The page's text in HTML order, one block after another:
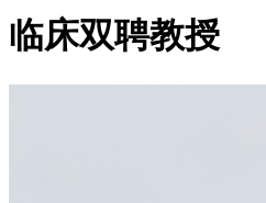
临床双聘教授